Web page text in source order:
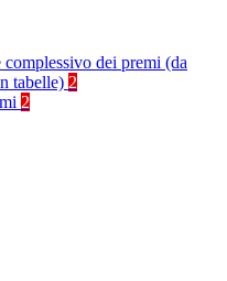
dei premi (da
tabelle) 2
2